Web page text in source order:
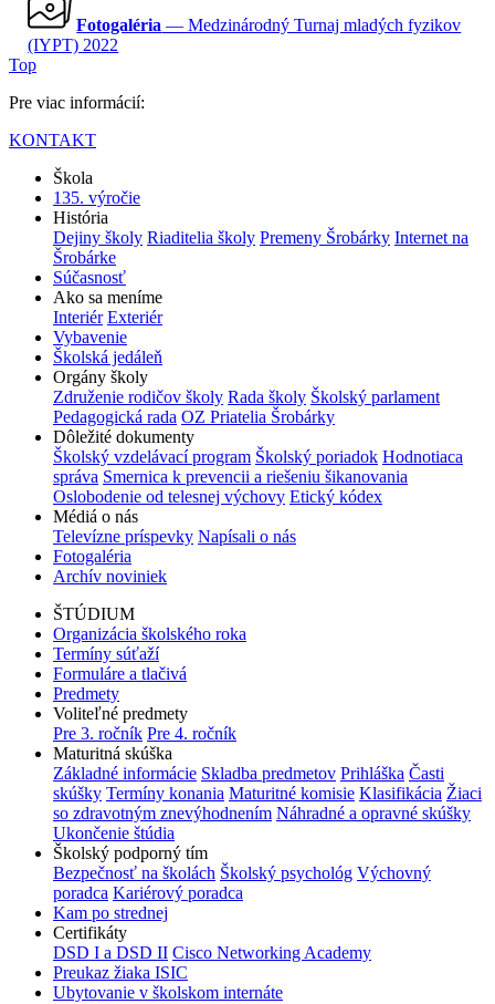
Fotogaléria — Medzinárodný Turnaj mladých fyzikov
(IYPT) 2022
Top
Pre viac informácií:
KONTAKT
Škola
135. výročie
História
Dejiny školy Riaditelia školy Premeny Šrobárky Internet na
Šrobárke
Súčasnosť
Ako sa meníme
Interiér Exteriér
Vybavenie
Školská jedáleň
Orgány školy
Združenie rodičov školy Rada školy Školský parlament
Pedagogická rada OZ Priatelia Šrobárky
Dôležité dokumenty
Školský vzdelávací program Školský poriadok Hodnotiaca
správa Smernica k prevencii a riešeniu šikanovania
Oslobodenie od telesnej výchovy Etický kódex
Médiá o nás
Televízne príspevky Napísali o nás
Fotogaléria
Archív noviniek
ŠTÚDIUM
Organizácia školského roka
Termíny súťaží
Formuláre a tlačivá
Predmety
Voliteľné predmety
Pre 3. ročník Pre 4. ročník
Maturitná skúška
Základné informácie Skladba predmetov Prihláška Časti
skúšky Termíny konania Maturitné komisie Klasifikácia Žiaci
so zdravotným znevýhodnením Náhradné a opravné skúšky
Ukončenie štúdia
Školský podporný tím
Bezpečnosť na školách Školský psychológ Výchovný
poradca Kariérový poradca
Kam po strednej
Certifikáty
DSD I a DSD II Cisco Networking Academy
Preukaz žiaka ISIC
Ubytovanie v školskom internáte